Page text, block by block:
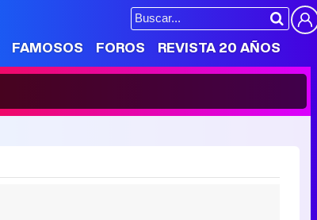
FAMOSOS FOROS REVISTA 20 AÑOS